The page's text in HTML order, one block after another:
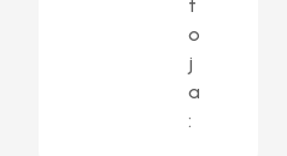
t
o
j
a
: